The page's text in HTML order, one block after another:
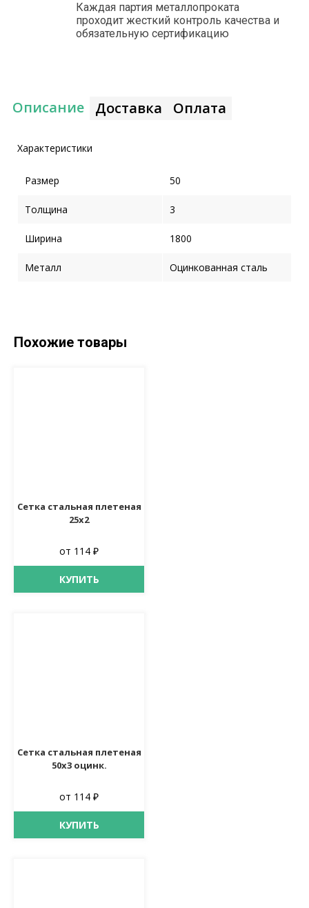
Каждая партия металлопроката
проходит жесткий контроль качества и
обязательную сертификацию
Описание Доставка Оплата
Характеристики
Размер 50
Толщина 3
Ширина 1800
Металл Оцинкованная сталь
Похожие товары
Сетка стальная плетеная
25х2
от 114 ₽
КУПИТЬ
Сетка стальная плетеная
50х3 оцинк.
от 114 ₽
КУПИТЬ